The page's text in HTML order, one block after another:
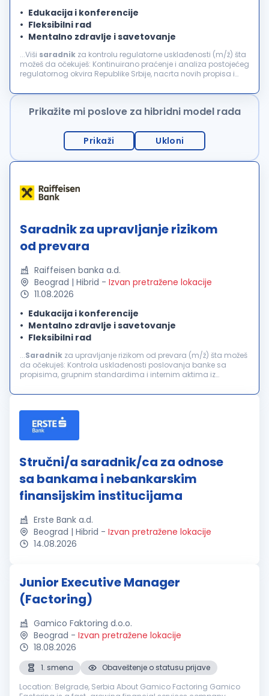
Edukacija i konferencije
Fleksibilni rad
Mentalno zdravlje i savetovanje
...Viši saradnik za kontrolu regulatorne usklađenosti (m/ž) šta
možeš da očekuješ: Kontinuirano praćenje i analiza postojećeg
regulatornog okvira Republike Srbije, nacrta novih propisa i
Prikažite mi poslove za hibridni model rada
Prikaži Ukloni
Saradnik za upravljanje rizikom
od prevara
Raiffeisen banka a.d.
Beograd | Hibrid - Izvan pretražene lokacije
11.08.2026
Edukacija i konferencije
Mentalno zdravlje i savetovanje
Fleksibilni rad
...Saradnik za upravljanje rizikom od prevara (m/ž) šta možeš
da očekuješ: Kontrola usklađenosti poslovanja banke sa
propisima, grupnim standardima i internim aktima iz
zloupotreba Kontinuirano...
Stručni/a saradnik/ca za odnose
sa bankama i nebankarskim
finansijskim institucijama
Erste Bank a.d.
Beograd | Hibrid - Izvan pretražene lokacije
14.08.2026
Junior Executive Manager
(Factoring)
Gamico Faktoring d.o.o.
Beograd - Izvan pretražene lokacije
18.08.2026
1. smena
Obaveštenje o statusu prijave
Location: Belgrade, Serbia About Gamico Factoring Gamico